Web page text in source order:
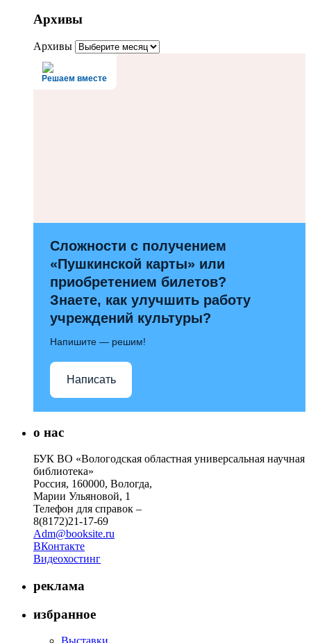
Архивы
Архивы
Решаем вместе
Сложности с получением
«Пушкинской карты» или
приобретением билетов?
Знаете, как улучшить работу
учреждений культуры?
Напишите — решим!
Написать
о нас
БУК ВО «Вологодская областная универсальная научная
библиотека»
Россия, 160000, Вологда,
Марии Ульяновой, 1
Телефон для справок –
8(8172)21-17-69
Adm@booksite.ru
ВКонтакте
Видеохостинг
реклама
избранное